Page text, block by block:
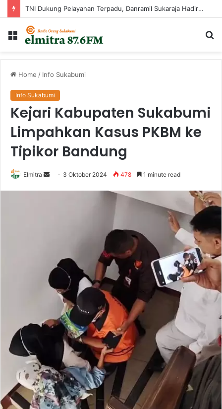
TNI Dukung Pelayanan Terpadu, Danramil Sukaraja Hadiri Rekam E-KTP, Pemeriksaan Mata, dan Bazar UMKM di Bojongsawah
Menu
Home / Info Sukabumi
Info Sukabumi
Kejari Kabupaten Sukabumi
Limpahkan Kasus PKBM ke
Tipikor Bandung
Elmitra
Send 3 Oktober 2024 478 1 minute read